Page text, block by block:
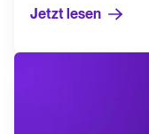
Jetzt lesen